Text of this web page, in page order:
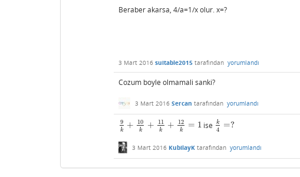
Beraber akarsa, 4/a=1/x olur. x=?
3 Mart 2016 suitable2015 tarafından yorumlandı
Cozum boyle olmamali sanki?
3 Mart 2016 Sercan tarafından yorumlandı
9
k + 10
k + 11
k + 12
k = 1
9k +10k+ 11 k+12k =1 ise k
4 =?
k4 =?
3 Mart 2016 KubilayK tarafından yorumlandı